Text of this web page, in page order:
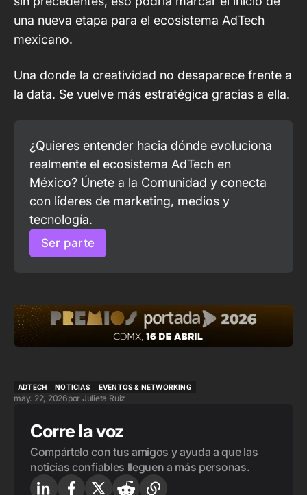
una nueva etapa para el ecosistema AdTech
mexicano.
Una donde la creatividad no desaparece frente a
la data. Se vuelve más estratégica gracias a ella.
¿Quieres entender hacia dónde evoluciona
realmente el ecosistema AdTech en
México? Únete a la Comunidad y conecta
con líderes de marketing, medios y
tecnología.
Ser parte
ADTECH
ADTECH
NOTICIAS
NOTICIAS
EVENTOS & NETWORKING
EVENTOS & NETWORKING
may. 22, 2026por Julieta Ruiz
Corre la voz
Compártelo con tus amigos y ayuda a que las
noticias confiables lleguen a más personas.